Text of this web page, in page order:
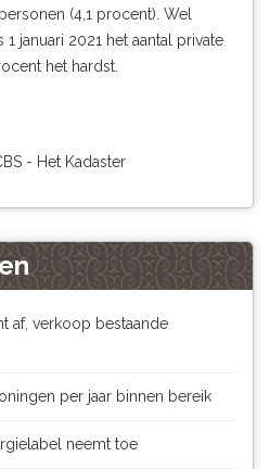
(4,1 procent). Wel
januari 2021 het aantal private
het hardst.
- Het Kadaster
af, verkoop bestaande
per jaar binnen bereik
neemt toe